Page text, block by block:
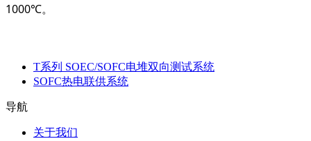
1000℃。
T系列 SOEC/SOFC电堆双向测试系统
SOFC热电联供系统
导航
关于我们